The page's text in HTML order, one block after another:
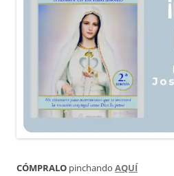
CÓMPRALO pinchando AQUÍ